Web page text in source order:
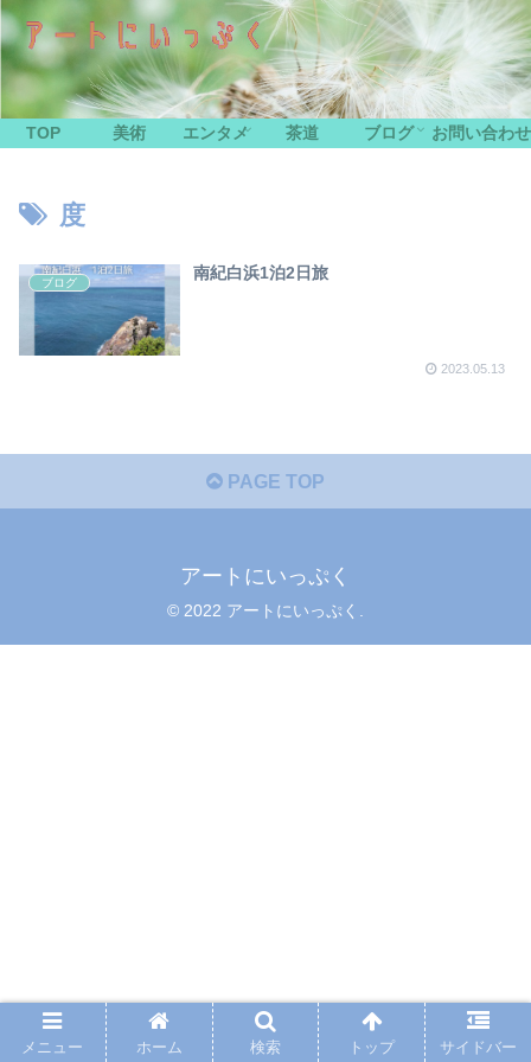
TOP 美術 エンタメ 茶道 ブログ お問い合わせ
度
ブログ
南紀白浜1泊2日旅
2023.05.13
PAGE TOP
アートにいっぷく
© 2022 アートにいっぷく.
メニュー ホーム 検索 トップ サイドバー